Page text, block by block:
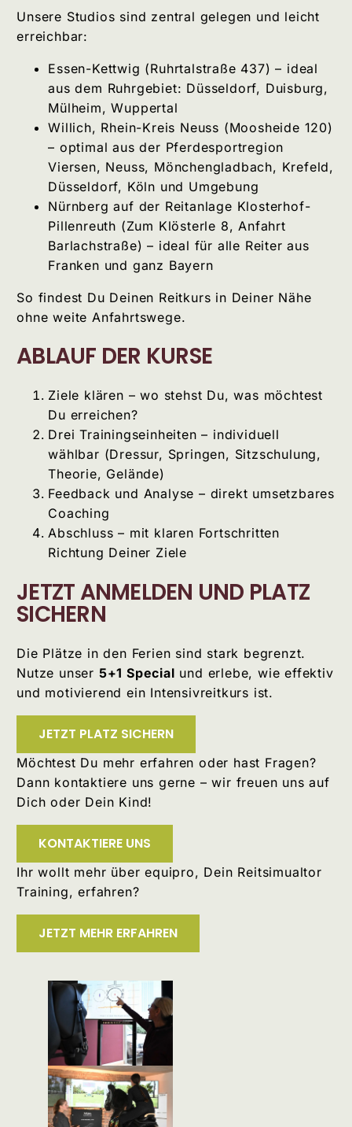
Unsere Studios sind zentral gelegen und leicht
erreichbar:
Essen-Kettwig (Ruhrtalstraße 437) – ideal
aus dem Ruhrgebiet: Düsseldorf, Duisburg,
Mülheim, Wuppertal
Willich, Rhein-Kreis Neuss (Moosheide 120)
– optimal aus der Pferdesportregion
Viersen, Neuss, Mönchengladbach, Krefeld,
Düsseldorf, Köln und Umgebung
Nürnberg auf der Reitanlage Klosterhof-
Pillenreuth (Zum Klösterle 8, Anfahrt
Barlachstraße) – ideal für alle Reiter aus
Franken und ganz Bayern
So findest Du Deinen Reitkurs in Deiner Nähe
ohne weite Anfahrtswege.
ABLAUF DER KURSE
Ziele klären – wo stehst Du, was möchtest
Du erreichen?
Drei Trainingseinheiten – individuell
wählbar (Dressur, Springen, Sitzschulung,
Theorie, Gelände)
Feedback und Analyse – direkt umsetzbares
Coaching
Abschluss – mit klaren Fortschritten
Richtung Deiner Ziele
JETZT ANMELDEN UND PLATZ
SICHERN
Die Plätze in den Ferien sind stark begrenzt.
Nutze unser 5+1 Special und erlebe, wie effektiv
und motivierend ein Intensivreitkurs ist.
JETZT PLATZ SICHERN
Möchtest Du mehr erfahren oder hast Fragen?
Dann kontaktiere uns gerne – wir freuen uns auf
Dich oder Dein Kind!
KONTAKTIERE UNS
Ihr wollt mehr über equipro, Dein Reitsimualtor
Training, erfahren?
JETZT MEHR ERFAHREN